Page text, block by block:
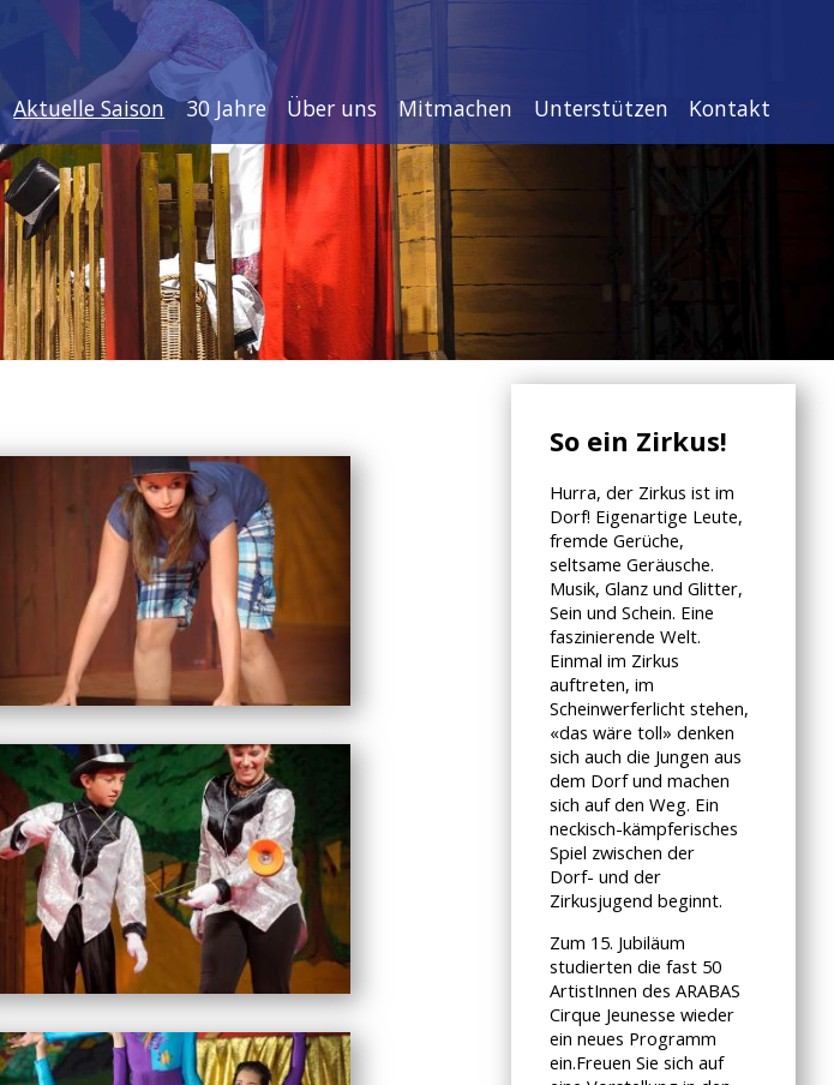
Aktuelle Saison 30 Jahre Über uns Mitmachen Unterstützen Kontakt
So ein Zirkus!
Hurra, der Zirkus ist im
Dorf! Eigenartige Leute,
fremde Gerüche,
seltsame Geräusche.
Musik, Glanz und Glitter,
Sein und Schein. Eine
faszinierende Welt.
Einmal im Zirkus
auftreten, im
Scheinwerferlicht stehen,
«das wäre toll» denken
sich auch die Jungen aus
dem Dorf und machen
sich auf den Weg. Ein
neckisch-kämpferisches
Spiel zwischen der
Dorf- und der
Zirkusjugend beginnt.
Zum 15. Jubiläum
studierten die fast 50
ArtistInnen des ARABAS
Cirque Jeunesse wieder
ein neues Programm
ein.Freuen Sie sich auf